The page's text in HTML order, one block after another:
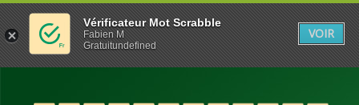
Vérificateur Mot Scrabble
Fabien M
Gratuitundefined
VOIR